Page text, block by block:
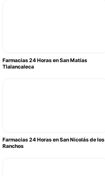
Farmacias 24 Horas en San Matías
Tlalancaleca
Farmacias 24 Horas en San Nicolás de los
Ranchos